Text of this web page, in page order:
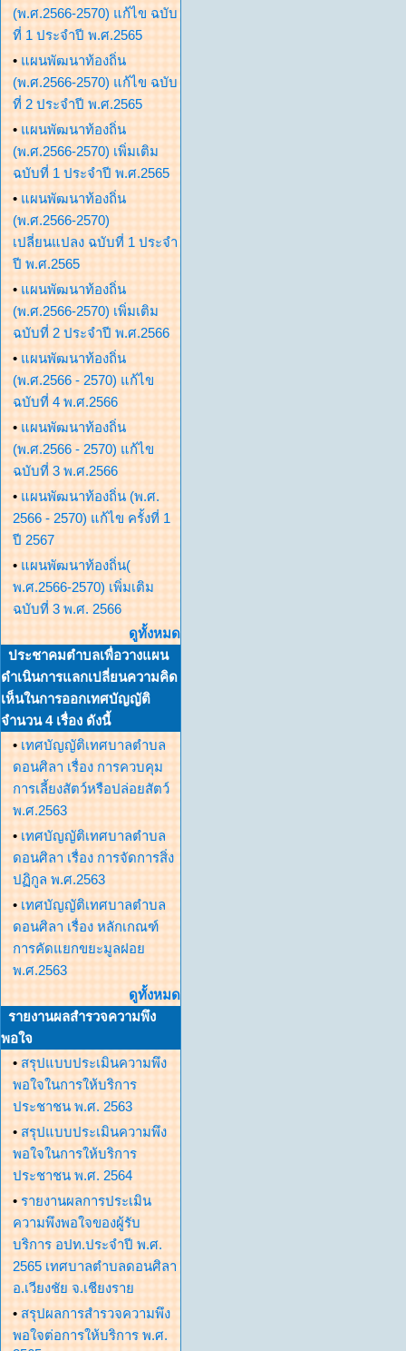
(พ.ศ.2566-2570) แก้ไข ฉบับ
ที่ 1 ประจำปี พ.ศ.2565
• แผนพัฒนาท้องถิ่น
(พ.ศ.2566-2570) แก้ไข ฉบับ
ที่ 2 ประจำปี พ.ศ.2565
• แผนพัฒนาท้องถิ่น
(พ.ศ.2566-2570) เพิ่มเติม
ฉบับที่ 1 ประจำปี พ.ศ.2565
• แผนพัฒนาท้องถิ่น
(พ.ศ.2566-2570)
เปลี่ยนแปลง ฉบับที่ 1 ประจำ
ปี พ.ศ.2565
• แผนพัฒนาท้องถิ่น
(พ.ศ.2566-2570) เพิ่มเติม
ฉบับที่ 2 ประจำปี พ.ศ.2566
• แผนพัฒนาท้องถิ่น
(พ.ศ.2566 - 2570) แก้ไข
ฉบับที่ 4 พ.ศ.2566
• แผนพัฒนาท้องถิ่น
(พ.ศ.2566 - 2570) แก้ไข
ฉบับที่ 3 พ.ศ.2566
• แผนพัฒนาท้องถิ่น (พ.ศ.
2566 - 2570) แก้ไข ครั้งที่ 1
ปี 2567
• แผนพัฒนาท้องถิ่น(
พ.ศ.2566-2570) เพิ่มเติม
ฉบับที่ 3 พ.ศ. 2566
ดูทั้งหมด
ประชาคมตำบลเพื่อวางแผน
ดำเนินการแลกเปลี่ยนความคิด
เห็นในการออกเทศบัญญัติ
จำนวน 4 เรื่อง ดังนี้
• เทศบัญญัติเทศบาลตำบล
ดอนศิลา เรื่อง การควบคุม
การเลี้ยงสัตว์หรือปล่อยสัตว์
พ.ศ.2563
• เทศบัญญัติเทศบาลตำบล
ดอนศิลา เรื่อง การจัดการสิ่ง
ปฏิกูล พ.ศ.2563
• เทศบัญญัติเทศบาลตำบล
ดอนศิลา เรื่อง หลักเกณฑ์
การคัดแยกขยะมูลฝอย
พ.ศ.2563
ดูทั้งหมด
รายงานผลสำรวจความพึง
พอใจ
• สรุปแบบประเมินความพึง
พอใจในการให้บริการ
ประชาชน พ.ศ. 2563
• สรุปแบบประเมินความพึง
พอใจในการให้บริการ
ประชาชน พ.ศ. 2564
• รายงานผลการประเมิน
ความพึงพอใจของผู้รับ
บริการ อปท.ประจำปี พ.ศ.
2565 เทศบาลตำบลดอนศิลา
อ.เวียงชัย จ.เชียงราย
• สรุปผลการสำรวจความพึง
พอใจต่อการให้บริการ พ.ศ.